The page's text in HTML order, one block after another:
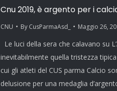
Cnu 2019, è argento per i
CNU By CusParmaAsd_ Maggio 26,
Le luci della sera che calavano su
inevitabilmente quella tristezza
cui gli atleti del CUS parma Calcio
delusione per una medaglia